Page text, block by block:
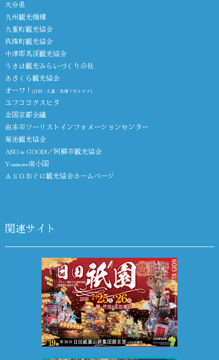
大分県
九州観光機構
九重町観光協会
玖珠町観光協会
中津耶馬渓観光協会
うきは観光みらいづくり公社
あさくら観光協会
オーワ！ (日田・九重・玖珠アウトドア)
ユフココクスヒタ
全国京都会議
由布市ツーリストインフォメーションセンター
菊池観光協会
ASO is GOOD!／阿蘇市観光協会
Youmore南小国
ＡＳＯおぐに観光協会ホームページ
関連サイト